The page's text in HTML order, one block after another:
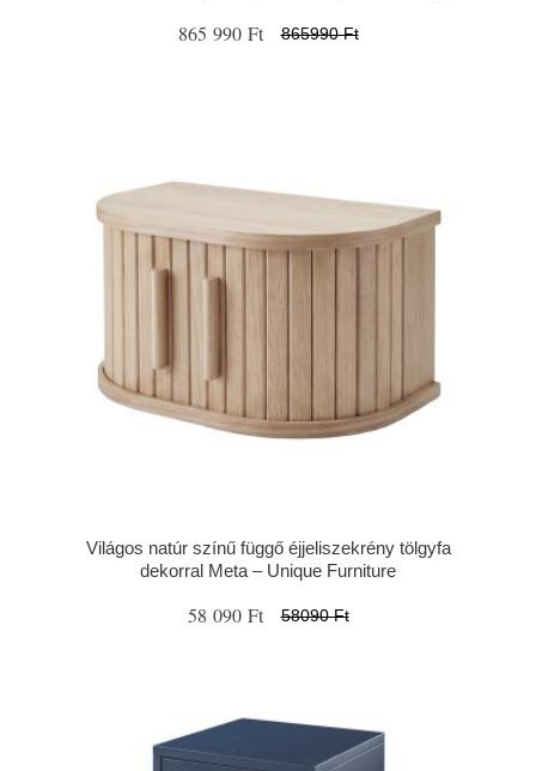
865 990 Ft 865990 Ft
Világos natúr színű függő éjjeliszekrény tölgyfa
dekorral Meta – Unique Furniture
58 090 Ft 58090 Ft